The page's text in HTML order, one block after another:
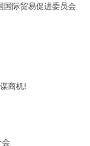
国际贸易促进委员会
商机!